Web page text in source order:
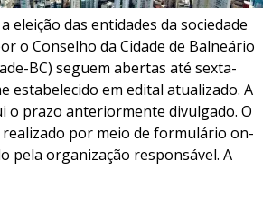
eleição das entidades da sociedade
o Conselho da Cidade de Balneário
BC) seguem abertas até sexta-
estabelecido em edital atualizado. A
o prazo anteriormente divulgado. O
realizado por meio de formulário on-
pela organização responsável. A